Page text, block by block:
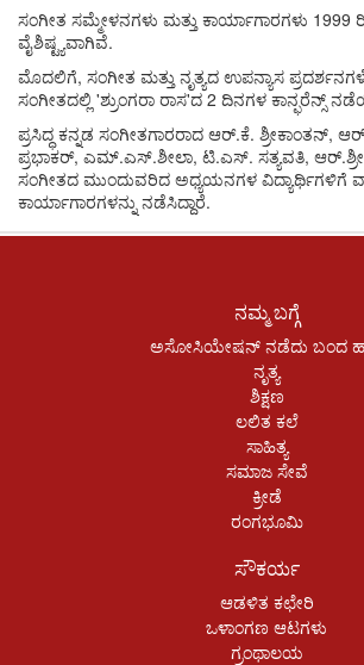
ಸಂಗೀತ ಸಮ್ಮೇಳನಗಳು ಮತ್ತು ಕಾರ್ಯಾಗಾರಗಳು 1999
ವೈಶಿಷ್ಟ್ಯವಾಗಿವೆ.
ಮೊದಲಿಗೆ, ಸಂಗೀತ ಮತ್ತು ನೃತ್ಯದ ಉಪನ್ಯಾಸ
ಸಂಗೀತದಲ್ಲಿ 'ಶ್ರುಂಗರಾ ರಾಸ'ದ 2 ದಿನಗಳ ಕಾನ್ಫರೆನ್ಸ್
ಪ್ರಸಿದ್ಧ ಕನ್ನಡ ಸಂಗೀತಗಾರರಾದ ಆರ್.ಕೆ. ಶ್ರೀಕಾಂತನ್,
ಪ್ರಭಾಕರ್, ಎಮ್.ಎಸ್.ಶೀಲಾ, ಟಿ.ಎಸ್. ಸತ್ಯವತಿ,
ಸಂಗೀತದ ಮುಂದುವರಿದ ಅಧ್ಯಯನಗಳ
ಕಾರ್ಯಾಗಾರಗಳನ್ನು ನಡೆಸಿದ್ದಾರೆ.
ನಮ್ಮ ಬಗ್ಗೆ
ಅಸೋಸಿಯೇಷನ್ ನಡೆದು ಬಂದ
ನೃತ್ಯ
ಶಿಕ್ಷಣ
ಲಲಿತ ಕಲೆ
ಸಾಹಿತ್ಯ
ಸಮಾಜ ಸೇವೆ
ಕ್ರೀಡೆ
ರಂಗಭೂಮಿ
ಸೌಕರ್ಯ
ಆಡಳಿತ ಕಛೇರಿ
ಒಳಾಂಗಣ ಆಟಗಳು
ಗ್ರಂಥಾಲಯ